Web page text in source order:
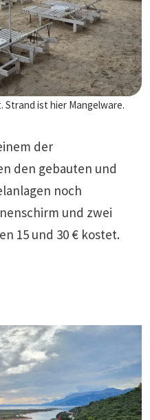
Strand ist hier Mangelware.
der
den gebauten und
noch
und zwei
15 und 30 € kostet.